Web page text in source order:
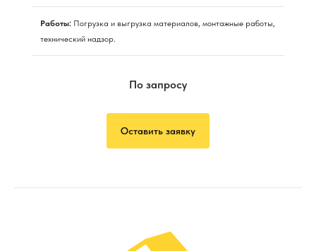
Работы: Погрузка и выгрузка материалов, монтажные работы,
технический надзор.
По запросу
Оставить заявку